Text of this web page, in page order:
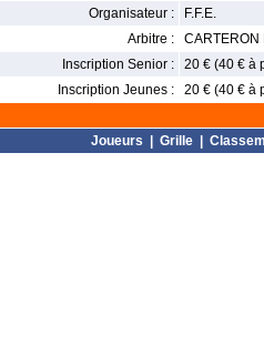
Organisateur :
F.F.E.
Arbitre :
CARTERON
Inscription Senior :
20 € (40 € à
Inscription Jeunes :
20 € (40 € à
Joueurs Grille|